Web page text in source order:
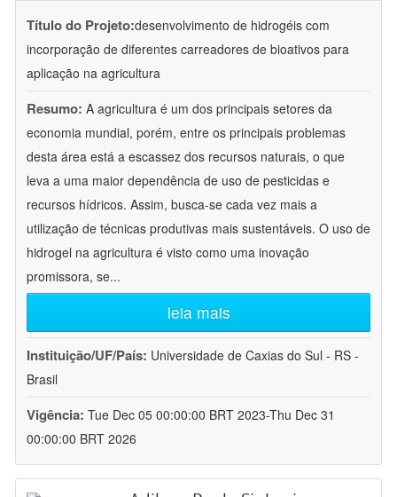
Título do Projeto:desenvolvimento de hidrogéis com
incorporação de diferentes carreadores de bioativos para
aplicação na agricultura
Resumo: A agricultura é um dos principais setores da
economia mundial, porém, entre os principais problemas
desta área está a escassez dos recursos naturais, o que
leva a uma maior dependência de uso de pesticidas e
recursos hídricos. Assim, busca-se cada vez mais a
utilização de técnicas produtivas mais sustentáveis. O uso de
hidrogel na agricultura é visto como uma inovação
promissora, se...
leia mais
Instituição/UF/País: Universidade de Caxias do Sul - RS -
Brasil
Vigência: Tue Dec 05 00:00:00 BRT 2023-Thu Dec 31
00:00:00 BRT 2026